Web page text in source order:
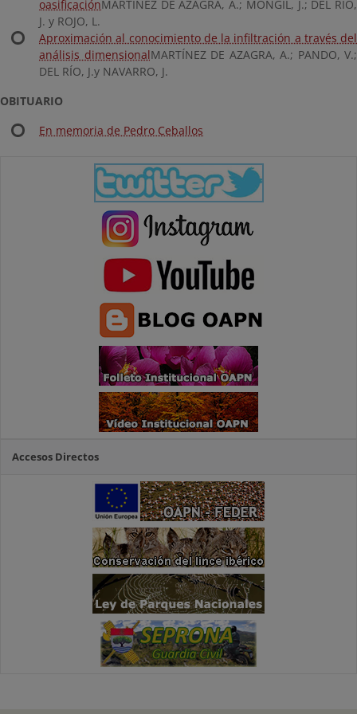
oasificaciónMARTÍNEZ DE AZAGRA, A.; MONGIL, J.; DEL RÍO,
J. y ROJO, L.
Aproximación al conocimiento de la infiltración a través del
análisis dimensionalMARTÍNEZ DE AZAGRA, A.; PANDO, V.;
DEL RÍO, J.y NAVARRO, J.
OBITUARIO
En memoria de Pedro Ceballos
Accesos Directos